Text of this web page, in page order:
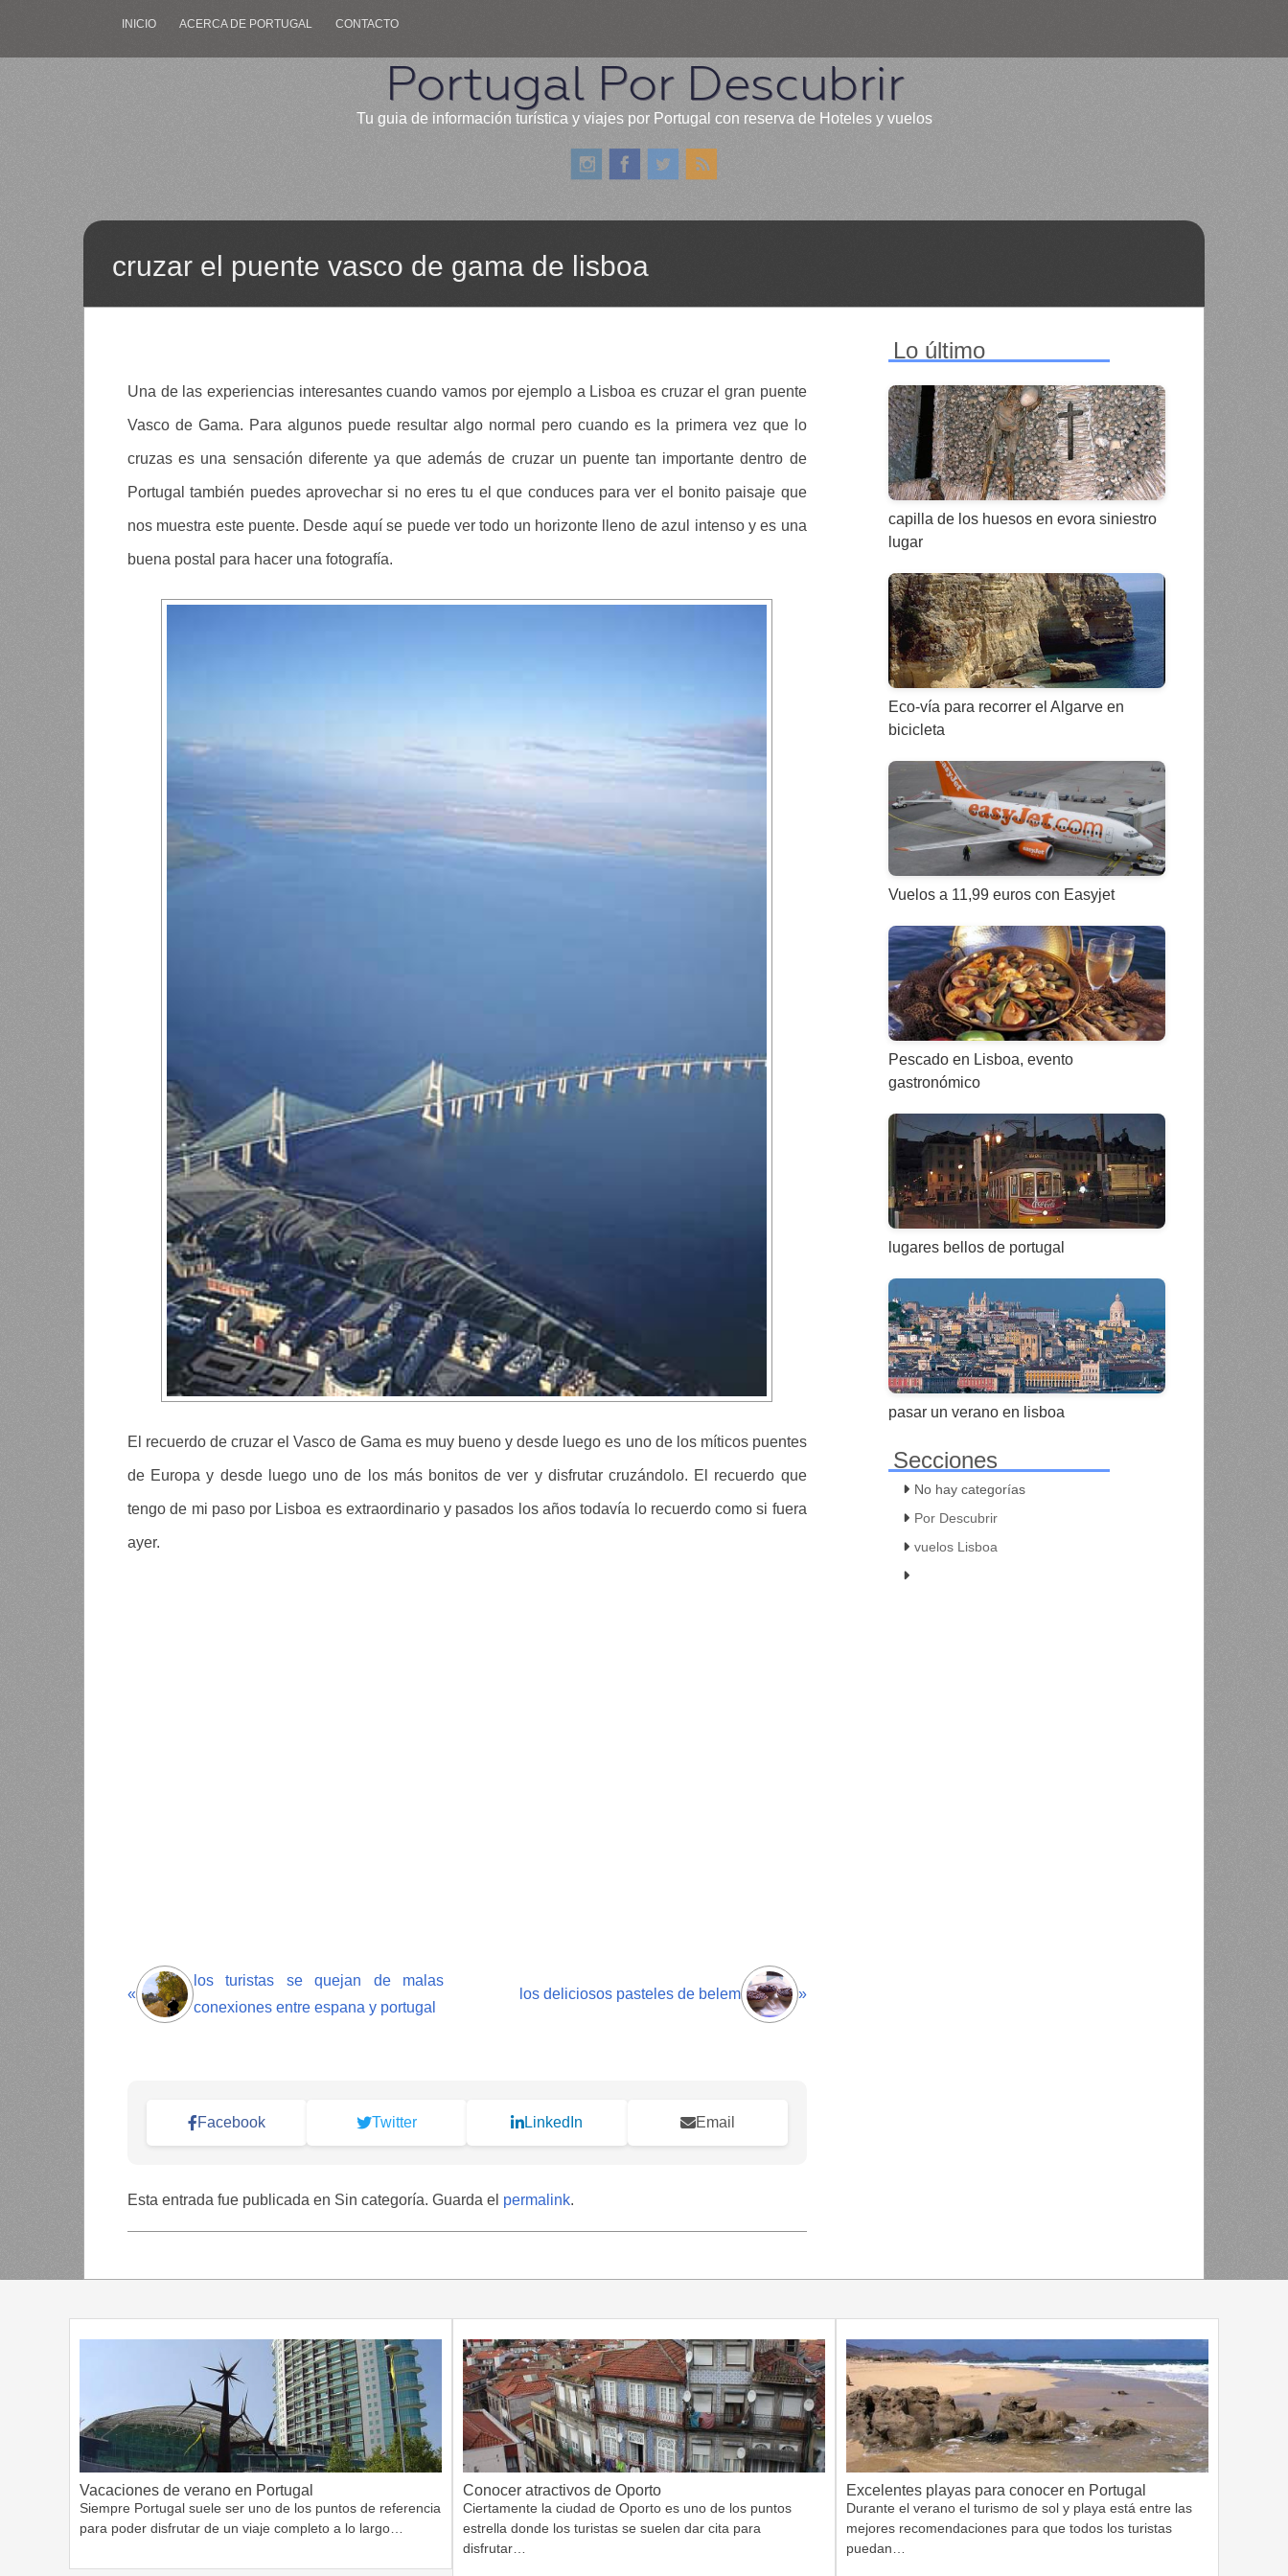
INICIO ACERCA DE PORTUGAL CONTACTO
Portugal Por Descubrir
Tu guia de información turística y viajes por Portugal con reserva de Hoteles y vuelos
cruzar el puente vasco de gama de lisboa
Una de las experiencias interesantes cuando vamos por ejemplo a Lisboa es cruzar el gran puente
Vasco de Gama. Para algunos puede resultar algo normal pero cuando es la primera vez que lo
cruzas es una sensación diferente ya que además de cruzar un puente tan importante dentro de
Portugal también puedes aprovechar si no eres tu el que conduces para ver el bonito paisaje que
nos muestra este puente. Desde aquí se puede ver todo un horizonte lleno de azul intenso y es una
buena postal para hacer una fotografía.
El recuerdo de cruzar el Vasco de Gama es muy bueno y desde luego es uno de los míticos puentes
de Europa y desde luego uno de los más bonitos de ver y disfrutar cruzándolo. El recuerdo que
tengo de mi paso por Lisboa es extraordinario y pasados los años todavía lo recuerdo como si fuera
ayer.
«
los turistas se quejan de malas
conexiones entre espana y portugal
los deliciosos pasteles de belem »
Facebook Twitter LinkedIn Email
Esta entrada fue publicada en Sin categoría. Guarda el permalink.
Lo último
capilla de los huesos en evora siniestro
lugar
Eco-vía para recorrer el Algarve en
bicicleta
Vuelos a 11,99 euros con Easyjet
Pescado en Lisboa, evento
gastronómico
lugares bellos de portugal
pasar un verano en lisboa
Secciones
No hay categorías
Por Descubrir
vuelos Lisboa
Vacaciones de verano en Portugal
Siempre Portugal suele ser uno de los puntos de referencia
para poder disfrutar de un viaje completo a lo largo…
Conocer atractivos de Oporto
Ciertamente la ciudad de Oporto es uno de los puntos
estrella donde los turistas se suelen dar cita para
disfrutar…
Excelentes playas para conocer en Portugal
Durante el verano el turismo de sol y playa está entre las
mejores recomendaciones para que todos los turistas
puedan…